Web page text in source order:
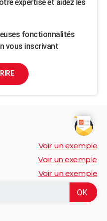
expertise et aidez les
fonctionnalités
vous inscrivant
Voir un exemple
Voir un exemple
Voir un exemple